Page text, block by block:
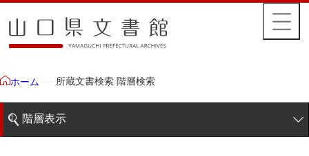
ホーム 所蔵文書検索 階層検索
階層表示